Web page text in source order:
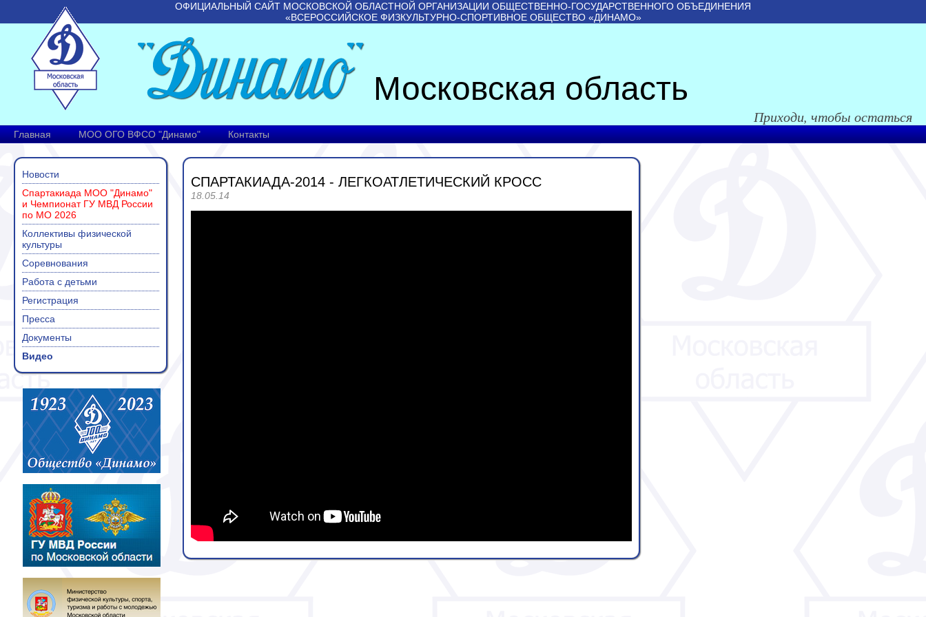
ОФИЦИАЛЬНЫЙ САЙТ МОСКОВСКОЙ ОБЛАСТНОЙ ОРГАНИЗАЦИИ ОБЩЕСТВЕННО-ГОСУДАРСТВЕННОГО ОБЪЕДИНЕНИЯ
«ВСЕРОССИЙСКОЕ ФИЗКУЛЬТУРНО-СПОРТИВНОЕ ОБЩЕСТВО «ДИНАМО»
Московская область
Приходи, чтобы остаться
Главная МОО ОГО ВФСО "Динамо" Контакты
Новости
Спартакиада МОО "Динамо"
и Чемпионат ГУ МВД России
по МО 2026
Коллективы физической
культуры
Соревнования
Работа с детьми
Регистрация
Пресса
Документы
Видео
СПАРТАКИАДА-2014 - ЛЕГКОАТЛЕТИЧЕСКИЙ КРОСС
18.05.14